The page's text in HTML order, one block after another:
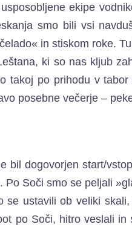
ekipe
smo bili vsi
in stiskom roke.
ki so nas kljub
takoj po prihodu v tabor
posebne večerje –
bil dogovorjen start/
Soči smo se peljali
se ustavili ob veliki skali,
po Soči, hitro veslali in